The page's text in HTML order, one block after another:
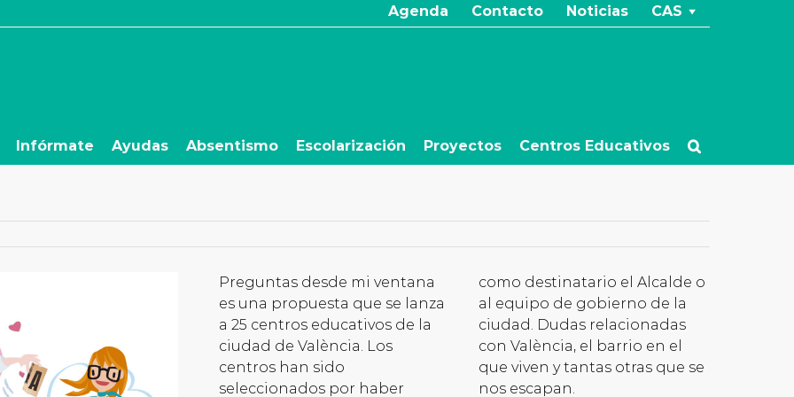
Agenda Contacto Noticias CAS
Infórmate Ayudas Absentismo Escolarización Proyectos Centros Educativos
Preguntas desde mi ventana
es una propuesta que se lanza
a 25 centros educativos de la
ciudad de València. Los
centros han sido
seleccionados por haber
como destinatario el Alcalde o
al equipo de gobierno de la
ciudad. Dudas relacionadas
con València, el barrio en el
que viven y tantas otras que se
nos escapan.